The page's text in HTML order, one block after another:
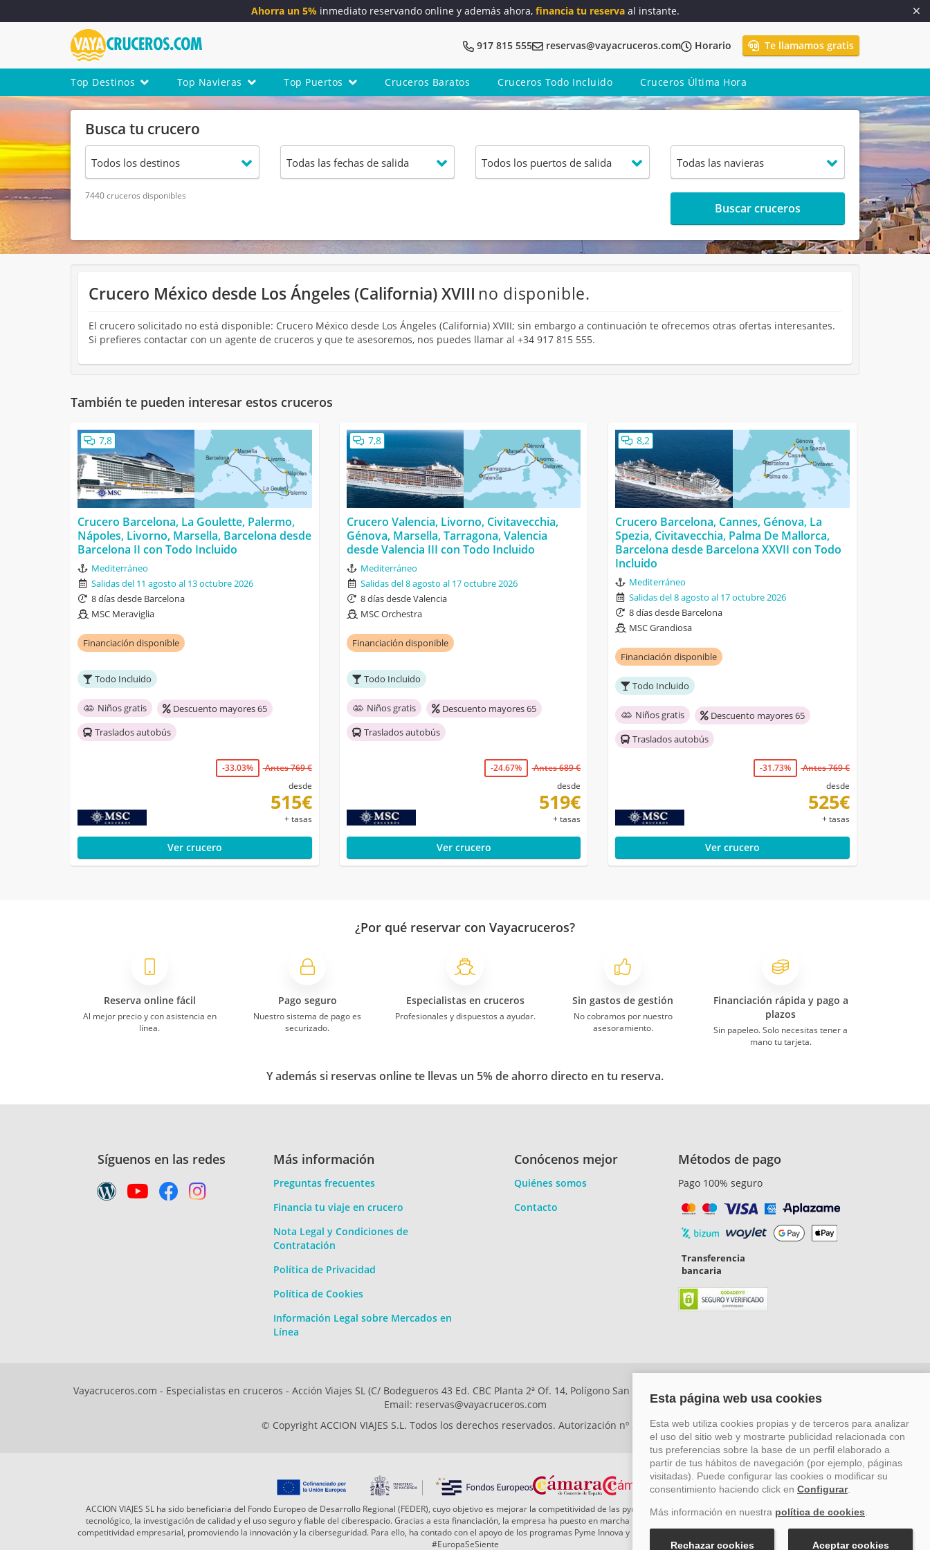
Ahorra un 5% inmediato reservando online y además ahora, financia tu reserva al instante.
917 815 555 reservas@vayacruceros.com Horario Te llamamos gratis
Top Destinos Top Navieras Top Puertos Cruceros Baratos Cruceros Todo Incluido Cruceros Última Hora
Busca tu crucero
7440 cruceros disponibles
Buscar cruceros
Crucero México desde Los Ángeles (California) XVIII no disponible.
El crucero solicitado no está disponible: Crucero México desde Los Ángeles (California) XVIII; sin embargo a continuación te ofrecemos otras ofertas interesantes.
Si prefieres contactar con un agente de cruceros y que te asesoremos, nos puedes llamar al +34 917 815 555.
También te pueden interesar estos cruceros
7,8
Crucero Barcelona, La Goulette, Palermo,
Nápoles, Livorno, Marsella, Barcelona desde
Barcelona II con Todo Incluido
Mediterráneo
Salidas del 11 agosto al 13 octubre 2026
8 días desde Barcelona
MSC Meraviglia
Financiación disponible
Todo Incluido
Niños gratis
Descuento mayores 65
Traslados autobús
-33.03%
Antes 769 €
desde
515€
+ tasas
Ver crucero
7,8
Crucero Valencia, Livorno, Civitavecchia,
Génova, Marsella, Tarragona, Valencia
desde Valencia III con Todo Incluido
Mediterráneo
Salidas del 8 agosto al 17 octubre 2026
8 días desde Valencia
MSC Orchestra
Financiación disponible
Todo Incluido
Niños gratis
Descuento mayores 65
Traslados autobús
-24.67%
Antes 689 €
desde
519€
+ tasas
Ver crucero
8,2
Crucero Barcelona, Cannes, Génova, La
Spezia, Civitavecchia, Palma De Mallorca,
Barcelona desde Barcelona XXVII con Todo
Incluido
Mediterráneo
Salidas del 8 agosto al 17 octubre 2026
8 días desde Barcelona
MSC Grandiosa
Financiación disponible
Todo Incluido
Niños gratis
Descuento mayores 65
Traslados autobús
-31.73%
Antes 769 €
desde
525€
+ tasas
Ver crucero
¿Por qué reservar con Vayacruceros?
Reserva online fácil
Al mejor precio y con asistencia en
línea.
Pago seguro
Nuestro sistema de pago es
securizado.
Especialistas en cruceros
Profesionales y dispuestos a ayudar.
Sin gastos de gestión
No cobramos por nuestro
asesoramiento.
Financiación rápida y pago a
plazos
Sin papeleo. Solo necesitas tener a
mano tu tarjeta.
Y además si reservas online te llevas un 5% de ahorro directo en tu reserva.
Síguenos en las redes Más información
Preguntas frecuentes
Financia tu viaje en crucero
Nota Legal y Condiciones de
Contratación
Política de Privacidad
Política de Cookies
Información Legal sobre Mercados en
Línea
Conócenos mejor
Quiénes somos
Contacto
Métodos de pago
Pago 100% seguro
Transferencia
bancaria
Vayacruceros.com - Especialistas en cruceros - Acción Viajes SL (C/ Bodegueros 43 Ed. CBC Planta 2ª Of. 14, Polígono San Rafael, Málaga. CP: 29006) Tel: +34 917 815 555 -
Email: reservas@vayacruceros.com
© Copyright ACCION VIAJES S.L. Todos los derechos reservados. Autorización nº 29780-2
ACCION VIAJES SL ha sido beneficiaria del Fondo Europeo de Desarrollo Regional (FEDER), cuyo objetivo es mejorar la competitividad de las pymes mediante el impulso de la innovación, el desarrollo
tecnológico, la investigación de calidad y el uso seguro y fiable del ciberespacio. Gracias a esta financiación, la empresa ha puesto en marcha un Plan de Acción durante el año 2026 para reforzar su
competitividad empresarial, promoviendo la innovación y la ciberseguridad. Para ello, ha contado con el apoyo de los programas Pyme Innova y Pyme Cibersegura de la Cámara de Comercio de Málaga.
#EuropaSeSiente